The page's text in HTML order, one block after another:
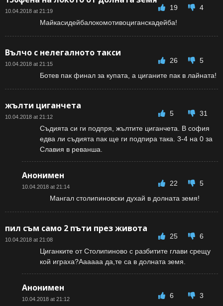
10.04.2018 at 21:19 19
4
Майкасидейбалокомотивоциганскадейба!
Вълчо с нелегалното такси
10.04.2018 at 21:15 26
5
Ботев пак финал за купата, а циганите пак в лайната!
жълти циганчета
10.04.2018 at 21:12 5
31
Съдията си ги подпря, жълтите циганчета. В софия
едва ли съдията пак ще ги подпира така. 3-4 на 0 за
Славия в реванша.
Анонимен
10.04.2018 at 21:14 22
5
Мангал столипиновски духай в долната земя!
пил съм само 2 пъти през живота
10.04.2018 at 21:08 25
6
Циганките от Столипиново с разбитите глави срещу
кой играха?Аааааа да,те са в долната земя.
Анонимен
10.04.2018 at 21:12 6
3